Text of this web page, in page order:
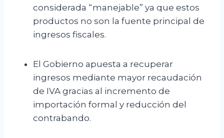
considerada “manejable” ya que estos
productos no son la fuente principal de
ingresos fiscales.
El Gobierno apuesta a recuperar
ingresos mediante mayor recaudación
de IVA gracias al incremento de
importación formal y reducción del
contrabando.